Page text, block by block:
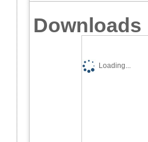
Downloads
Loading...